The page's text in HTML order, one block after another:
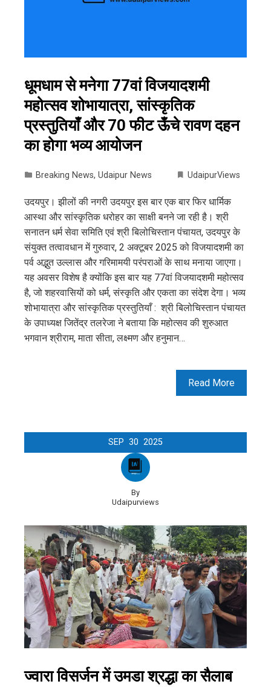
धूमधाम से मनेगा 77वां विजयादशमी
महोत्सव शोभायात्रा, सांस्कृतिक
प्रस्तुतियाँ और 70 फीट ऊँचे रावण दहन
का होगा भव्य आयोजन
Breaking News, Udaipur News UdaipurViews
उदयपुर। झीलों की नगरी उदयपुर इस बार एक बार फिर धार्मिक
आस्था और सांस्कृतिक धरोहर का साक्षी बनने जा रही है। श्री
सनातन धर्म सेवा समिति एवं श्री बिलोचिस्तान पंचायत, उदयपुर के
संयुक्त तत्वावधान में गुरुवार, 2 अक्टूबर 2025 को विजयादशमी का
पर्व अद्भुत उल्लास और गरिमामयी परंपराओं के साथ मनाया जाएगा।
यह अवसर विशेष है क्योंकि इस बार यह 77वां विजयादशमी महोत्सव
है, जो शहरवासियों को धर्म, संस्कृति और एकता का संदेश देगा। भव्य
शोभायात्रा और सांस्कृतिक प्रस्तुतियाँ : श्री बिलोचिस्तान पंचायत
के उपाध्यक्ष जितेंद्र तलरेजा ने बताया कि महोत्सव की शुरुआत
भगवान श्रीराम, माता सीता, लक्ष्मण और हनुमान…
Read More
SEP 30 2025
By
Udaipurviews
ज्वारा विसर्जन में उमडा श्रद्धा का सैलाब